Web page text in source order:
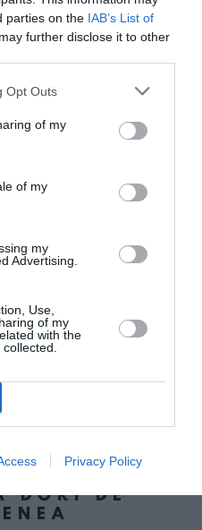
parties on the IAB’s List of
further disclose it to other
Opt Outs
of my
of my
my
Advertising.
Use,
of my
with the
Privacy Policy
la Parlament:
VIDEO
în Diaspora,
Iată lista
DORI DE